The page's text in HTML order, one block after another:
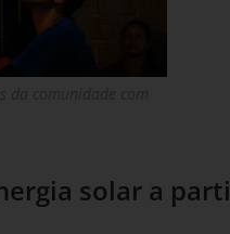
solar a